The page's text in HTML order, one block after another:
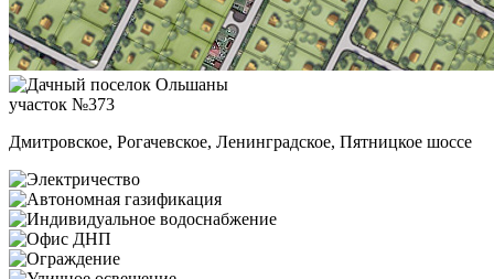
участок №373
Дмитровское, Рогачевское, Ленинградское, Пятницкое шоссе